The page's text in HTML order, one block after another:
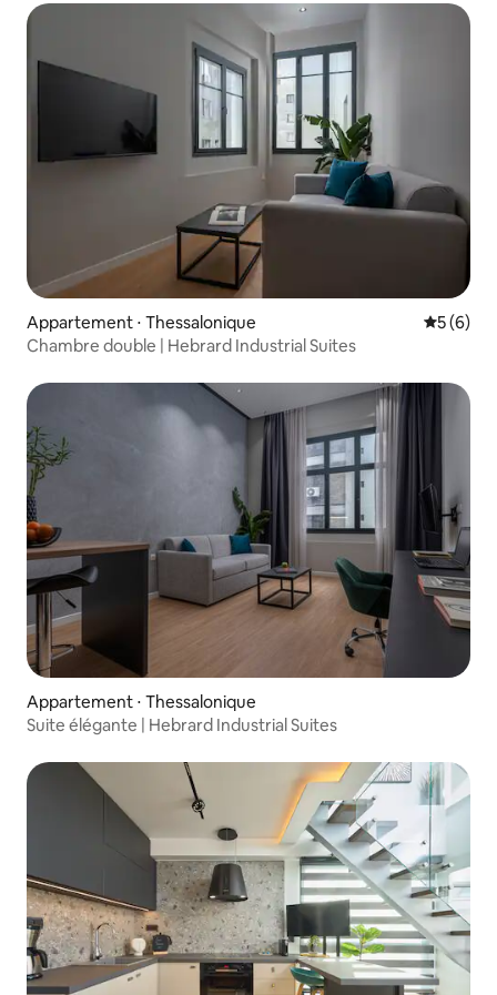
Appartement ⋅ Thessalonique
5 (6)
Chambre double | Hebrard Industrial Suites
Appartement ⋅ Thessalonique
Suite élégante | Hebrard Industrial Suites